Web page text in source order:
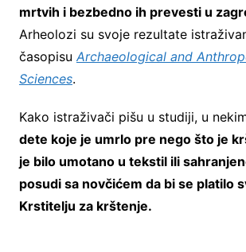
mrtvih i bezbedno ih prevesti u
Arheolozi su svoje rezultate
časopisu Archaeological and
Sciences.
Kako istraživači pišu u studiji, u
dete koje je umrlo pre nego što je
je bilo umotano u tekstil ili
posudi sa novčićem da bi se platilo
Krstitelju za krštenje.